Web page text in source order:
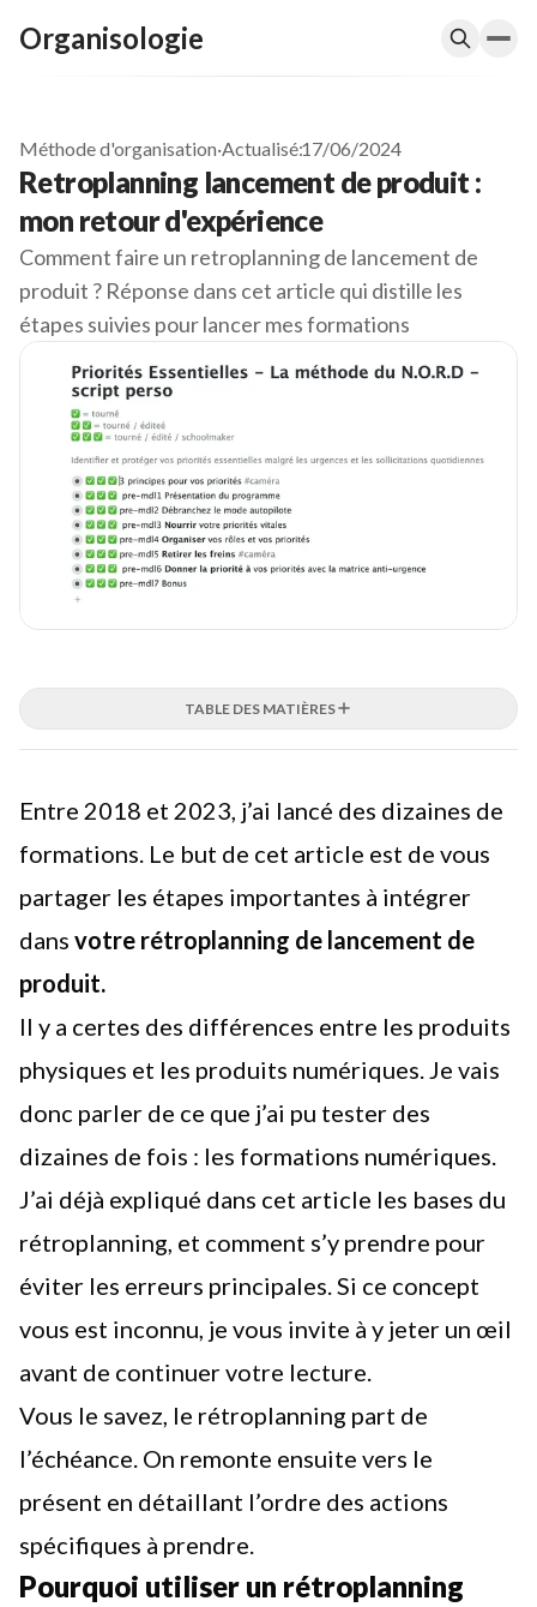
Organisologie
Méthode d'organisation·Actualisé:17/06/2024
Retroplanning lancement de produit :
mon retour d'expérience
Comment faire un retroplanning de lancement de
produit ? Réponse dans cet article qui distille les
étapes suivies pour lancer mes formations
TABLE DES MATIÈRES
Entre 2018 et 2023, j’ai lancé des dizaines de
formations. Le but de cet article est de vous
partager les étapes importantes à intégrer
dans votre rétroplanning de lancement de
produit.
Il y a certes des différences entre les produits
physiques et les produits numériques. Je vais
donc parler de ce que j’ai pu tester des
dizaines de fois : les formations numériques.
J’ai déjà expliqué dans cet article les bases du
rétroplanning , et comment s’y prendre pour
éviter les erreurs principales. Si ce concept
vous est inconnu, je vous invite à y jeter un œil
avant de continuer votre lecture.
Vous le savez, le rétroplanning part de
l’échéance. On remonte ensuite vers le
présent en détaillant l’ordre des actions
spécifiques à prendre.
Pourquoi utiliser un rétroplanning